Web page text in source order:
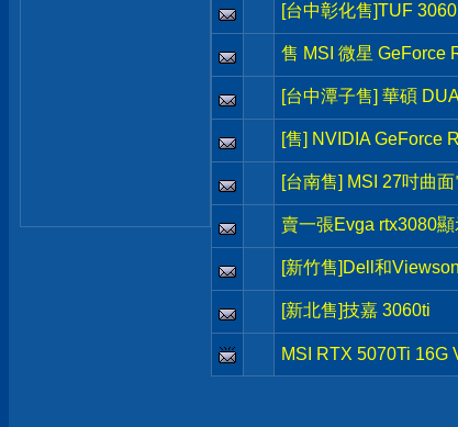
[台中彰化售]TUF
售 MSI 微星 GeForce
[台中潭子售] 華碩
[售] NVIDIA GeForce
[台南售] MSI 27吋曲
賣一張Evga rtx3080
[新竹售]Dell和
[新北售]技嘉 3060ti
MSI RTX 5070Ti 16G